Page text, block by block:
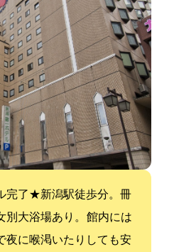
了★新潟駅徒歩1分。15000冊
別大浴場あり。 館内には
夜に喉渇いたりしても安